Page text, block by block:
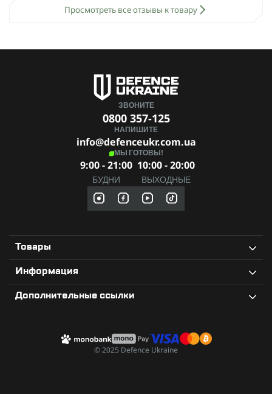
Просмотреть все отзывы к товару
ЗВОНИТЕ
0800 357-125
НАПИШИТЕ
info@defenceukr.com.ua
МЫ ГОТОВЫ!
9:00 - 21:00
БУДНИ
10:00 - 20:00
ВЫХОДНЫЕ
Товары
Информация
Дополнительные ссылки
© 2025 Defence Ukraine